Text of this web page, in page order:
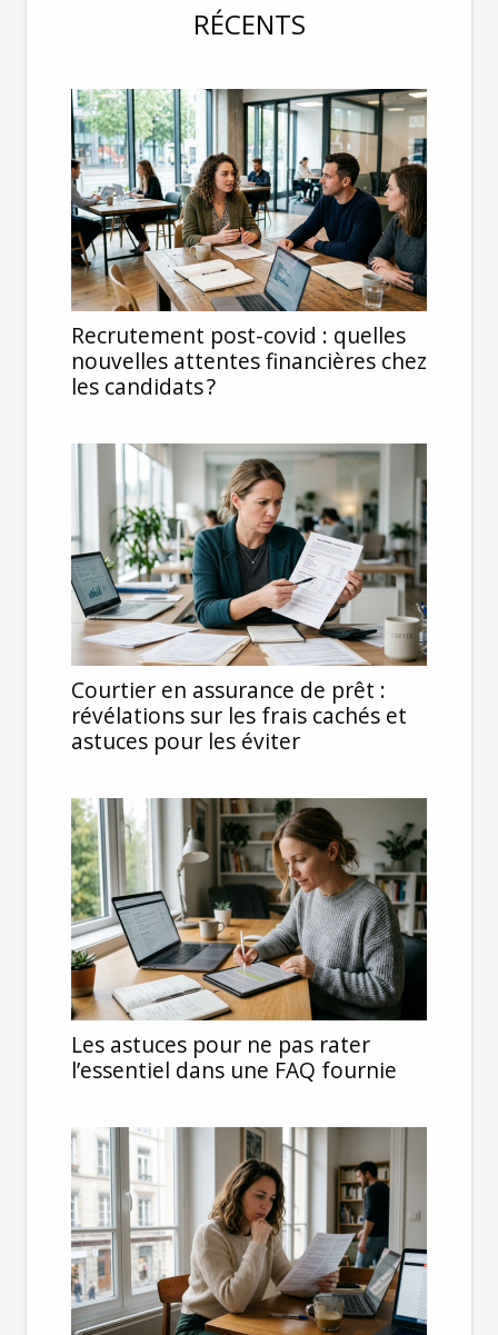
RÉCENTS
Recrutement post-covid : quelles
nouvelles attentes financières chez
les candidats ?
Courtier en assurance de prêt :
révélations sur les frais cachés et
astuces pour les éviter
Les astuces pour ne pas rater
l’essentiel dans une FAQ fournie